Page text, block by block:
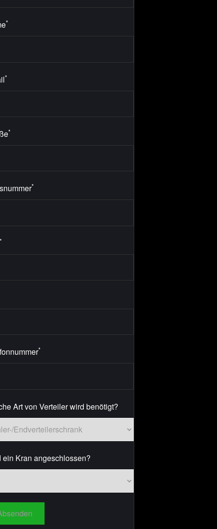
*
*
*
*
*
Art von Verteiler wird benötigt?
ein Kran angeschlossen?